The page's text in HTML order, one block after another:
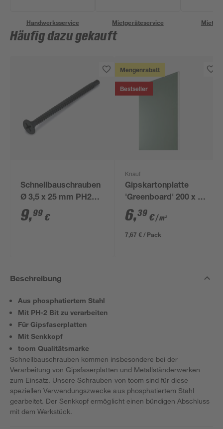
Handwerksservice Mietgeräteservice
Häufig dazu gekauft
Schnellbauschrauben
Ø 3,5 x 25 mm PH2
300 Stück
9,99 €
Mengenrabatt
Bestseller
Knauf
Gipskartonplatte
'Greenboard' 200 x 60
x 1,25 cm
6,39 €/ m²
7,67 € / Pack
Beschreibung
Aus phosphatiertem Stahl
Mit PH-2 Bit zu verarbeiten
Für Gipsfaserplatten
Mit Senkkopf
toom Qualitätsmarke
Schnellbauschrauben kommen insbesondere bei der
Verarbeitung von Gipsfaserplatten und Metallständerwerken
zum Einsatz. Unsere Schrauben von toom sind für diese
speziellen Verwendungszwecke aus phosphatiertem Stahl
gearbeitet. Der Senkkopf ermöglicht einen bündigen Abschluss
mit dem Werkstück.